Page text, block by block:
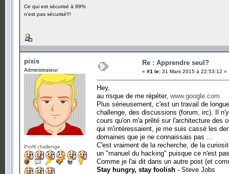
Ce qui est sécurisé à 99%
n'est pas sécurisé!!!
pixis
Administrateur
Profil challenge
Re : Apprendre seul?
« #1 le: 31 Mars 2015 à 22:53:12 »
Hey,
au risque de me répéter, www.google.com
Plus sérieusement, c'est un travail de
challenge, des discussions (forum, irc). Il
cours qu'on m'a prêté sur l'architecture des
qui m'intéressaient, je me suis cassé les
domaines que je ne connaissais pas ...
C'est vraiment de la recherche, de la
un "manuel du hacking" puisque ce n'est
Comme je l'ai dit dans un autre post (et
Stay hungry, stay foolish - Steve Jobs